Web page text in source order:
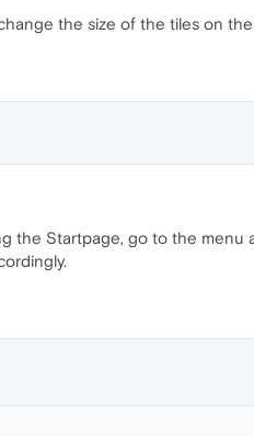
the size of the tiles on
the Startpage, go to the